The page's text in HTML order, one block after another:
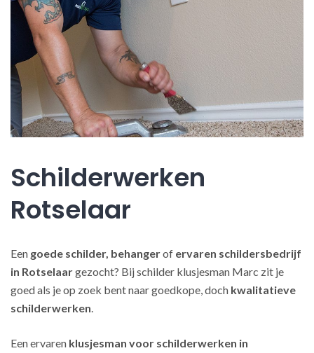
Schilderwerken
Rotselaar
Een goede schilder, behangerof ervaren schildersbedrijf
in Rotselaargezocht? Bij schilder klusjesman Marc zit je
goed als je op zoek bent naar goedkope, doch kwalitatieve
schilderwerken.
Een ervaren klusjesman voor schilderwerken in